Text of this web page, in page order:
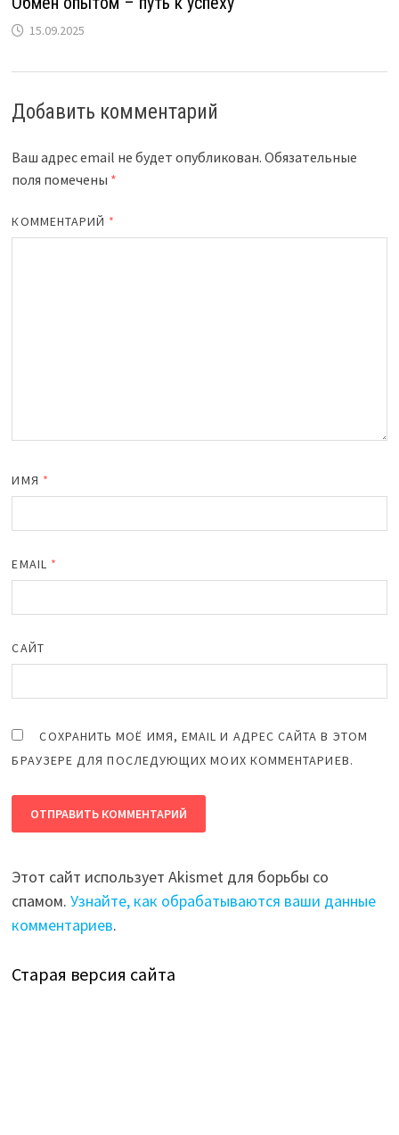
15.09.2025
Добавить комментарий
Ваш адрес email не будет опубликован. Обязательные
поля помечены *
КОММЕНТАРИЙ *
ИМЯ *
EMAIL *
САЙТ
СОХРАНИТЬ МОЁ ИМЯ, EMAIL И АДРЕС САЙТА В ЭТОМ
БРАУЗЕРЕ ДЛЯ ПОСЛЕДУЮЩИХ МОИХ КОММЕНТАРИЕВ.
Этот сайт использует Akismet для борьбы со
спамом.Узнайте, как обрабатываются ваши данные
комментариев.
Старая версия сайта